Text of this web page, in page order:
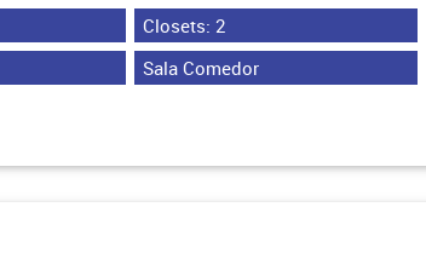
Closets: 2
Sala Comedor